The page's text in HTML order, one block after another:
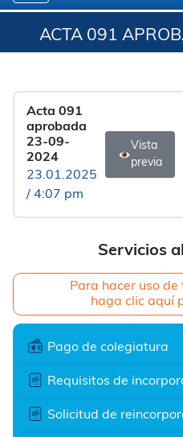
ACTA 091
Servicios
Para hacer uso
haga clic aquí
Pago de colegiatura
Requisitos de
Solicitud de
Acta 091
aprobada
23-09-
2024
23.01.2025
/ 4:07 pm
Vista
previa